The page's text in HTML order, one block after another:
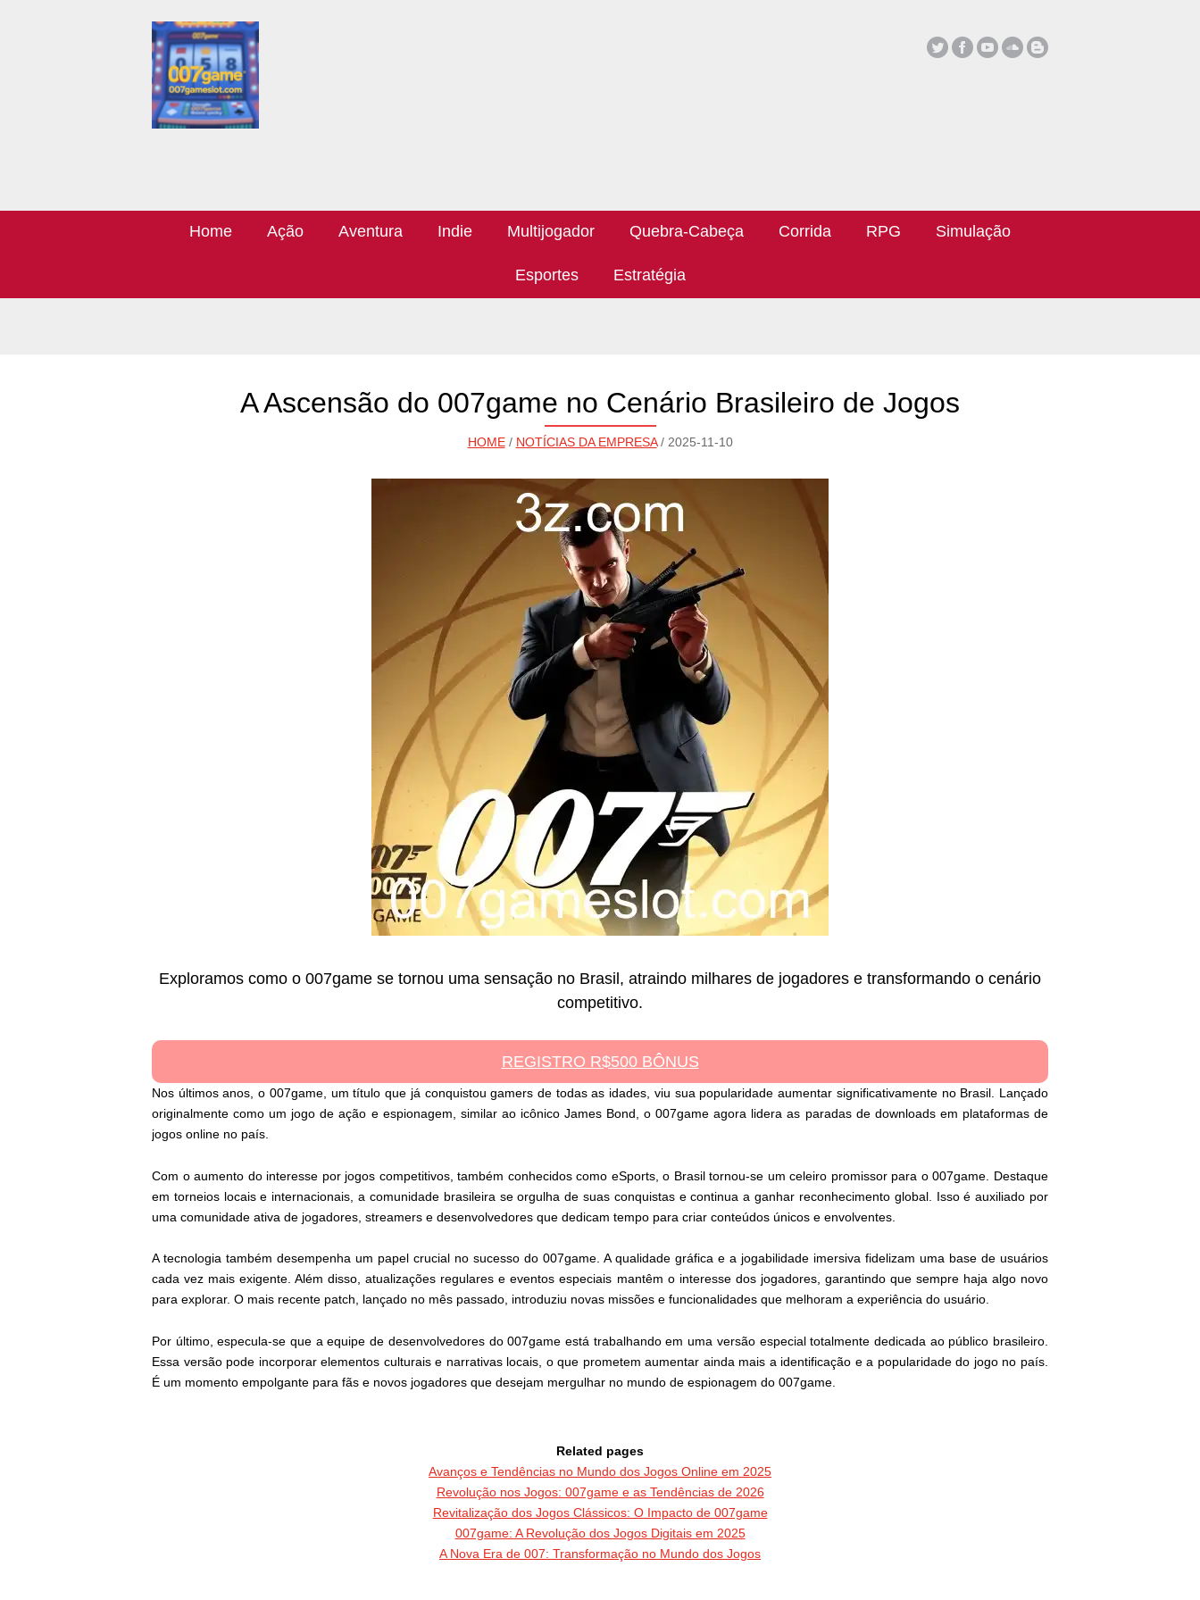
Home Ação Aventura Indie Multijogador Quebra-Cabeça Corrida RPG Simulação
Esportes Estratégia
A Ascensão do 007game no Cenário Brasileiro de Jogos
HOME/ NOTÍCIAS DA EMPRESA/ 2025-11-10
Exploramos como o 007game se tornou uma sensação no Brasil, atraindo milhares de jogadores e transformando o cenário
competitivo.
REGISTRO R$500 BÔNUS
Nos últimos anos, o 007game, um título que já conquistou gamers de todas as idades, viu sua popularidade aumentar significativamente no Brasil. Lançado
originalmente como um jogo de ação e espionagem, similar ao icônico James Bond, o 007game agora lidera as paradas de downloads em plataformas de
jogos online no país.
Com o aumento do interesse por jogos competitivos, também conhecidos como eSports, o Brasil tornou-se um celeiro promissor para o 007game. Destaque
em torneios locais e internacionais, a comunidade brasileira se orgulha de suas conquistas e continua a ganhar reconhecimento global. Isso é auxiliado por
uma comunidade ativa de jogadores, streamers e desenvolvedores que dedicam tempo para criar conteúdos únicos e envolventes.
A tecnologia também desempenha um papel crucial no sucesso do 007game. A qualidade gráfica e a jogabilidade imersiva fidelizam uma base de usuários
cada vez mais exigente. Além disso, atualizações regulares e eventos especiais mantêm o interesse dos jogadores, garantindo que sempre haja algo novo
para explorar. O mais recente patch, lançado no mês passado, introduziu novas missões e funcionalidades que melhoram a experiência do usuário.
Por último, especula-se que a equipe de desenvolvedores do 007game está trabalhando em uma versão especial totalmente dedicada ao público brasileiro.
Essa versão pode incorporar elementos culturais e narrativas locais, o que prometem aumentar ainda mais a identificação e a popularidade do jogo no país.
É um momento empolgante para fãs e novos jogadores que desejam mergulhar no mundo de espionagem do 007game.
Related pages
Avanços e Tendências no Mundo dos Jogos Online em 2025
Revolução nos Jogos: 007game e as Tendências de 2026
Revitalização dos Jogos Clássicos: O Impacto de 007game
007game: A Revolução dos Jogos Digitais em 2025
A Nova Era de 007: Transformação no Mundo dos Jogos